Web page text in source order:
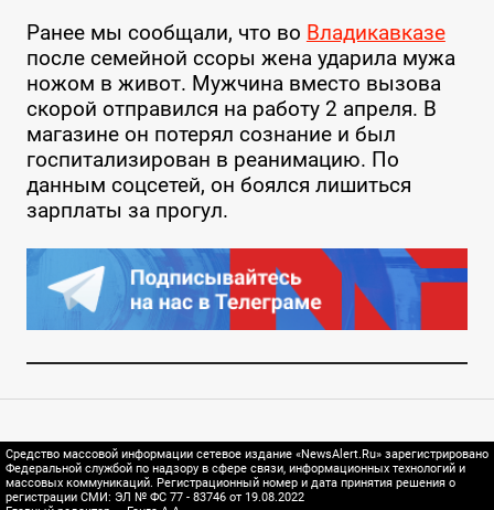
Ранее мы сообщали, что во Владикавказе
после семейной ссоры жена ударила мужа
ножом в живот. Мужчина вместо вызова
скорой отправился на работу 2 апреля. В
магазине он потерял сознание и был
госпитализирован в реанимацию. По
данным соцсетей, он боялся лишиться
зарплаты за прогул.
Средство массовой информации сетевое издание «NewsAlert.Ru» зарегистрировано
Федеральной службой по надзору в сфере связи, информационных технологий и
массовых коммуникаций. Регистрационный номер и дата принятия решения о
регистрации СМИ: ЭЛ № ФС 77 - 83746 от 19.08.2022